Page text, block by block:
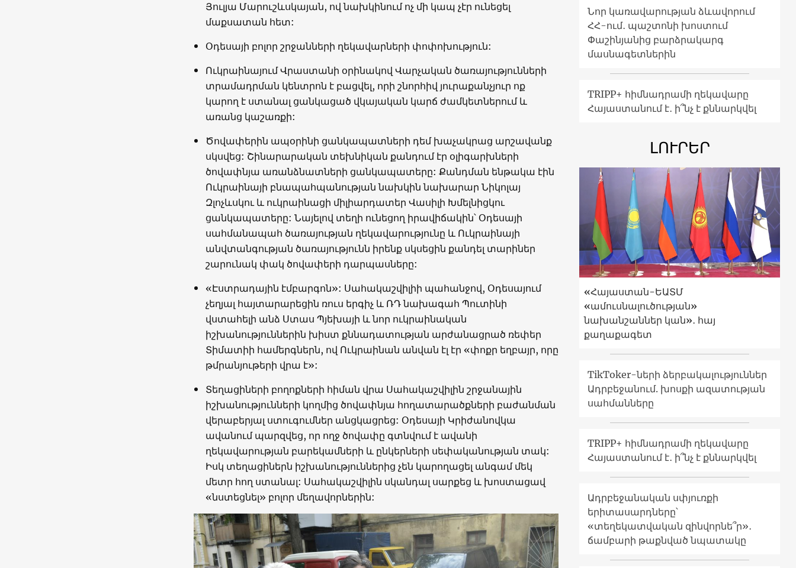
Յուլյա Մարուշևսկայան, ով նախկինում ոչ մի կապ չէր ունեցել
մաքսատան հետ:
Օդեսայի բոլոր շրջանների ղեկավարների փոփոխություն:
Ուկրաինայում Վրաստանի օրինակով Վարչական ծառայությունների
տրամադրման կենտրոն է բացվել, որի շնորհիվ յուրաքանչյուր ոք
կարող է ստանալ ցանկացած վկայական կարճ ժամկետներում և
առանց կաշառքի:
Ծովափերին ապօրինի ցանկապատների դեմ խաչակրաց արշավանք
սկսվեց: Շինարարական տեխնիկան քանդում էր օլիգարխների
ծովափնյա առանձնատների ցանկապատերը: Քանդման ենթակա էին
Ուկրաինայի բնապահպանության նախկին նախարար Նիկոլայ
Զլոչևսկու և ուկրաինացի միլիարդատեր Վասիլի Խմելնիցկու
ցանկապատերը: Նայելով տեղի ունեցող իրավիճակին՝ Օդեսայի
սահմանապահ ծառայության ղեկավարությունը և Ուկրաինայի
անվտանգության ծառայությունն իրենք սկսեցին քանդել տարիներ
շարունակ փակ ծովափերի դարպասները:
«Էստրադային էմբարգոն»: Սահակաշվիլիի պահանջով, Օդեսայում
չեղյալ հայտարարեցին ռուս երգիչ և ՌԴ նախագահ Պուտինի
վստահելի անձ Ստաս Պյեխայի և նոր ուկրաինական
իշխանություններին խիստ քննադատության արժանացրած ռեփեր
Տիմատիի համերգներն, ով Ուկրաինան անվան էլ էր «փոքր եղբայր, որը
թմրանյութերի վրա է»:
Տեղացիների բողոքների հիման վրա Սահակաշվիլին շրջանային
իշխանությունների կողմից ծովափնյա հողատարածքների բաժանման
վերաբերյալ ստուգումներ անցկացրեց: Օդեսայի Կրիժանովկա
ավանում պարզվեց, որ ողջ ծովափը գտնվում է ավանի
ղեկավարության բարեկամների և ընկերների սեփականության տակ:
Իսկ տեղացիներն իշխանություններից չեն կարողացել անգամ մեկ
մետր հող ստանալ: Սահակաշվիլին սկանդալ սարքեց և խոստացավ
«նստեցնել» բոլոր մեղավորներին:
Նոր կառավարության ձևավորում
ՀՀ-ում․ պաշտոնի խոստում
Փաշինյանից բարձրակարգ
մասնագետներին
TRIPP+ հիմնադրամի ղեկավարը
Հայաստանում է․ ի՞նչ է քննարկվել
ԼՈՒՐԵՐ
«Հայաստան-ԵԱՏՄ
«ամուսնալուծության»
նախանշաններ կան»․ հայ
քաղաքագետ
TikToker-ների ձերբակալություններ
Ադրբեջանում. խոսքի ազատության
սահմանները
TRIPP+ հիմնադրամի ղեկավարը
Հայաստանում է․ ի՞նչ է քննարկվել
Ադրբեջանական սփյուռքի
երիտասարդները՝
«տեղեկատվական զինվորնե՞ր»․
ճամբարի թաքնված նպատակը